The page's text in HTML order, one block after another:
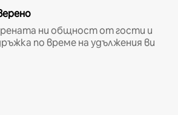
ни общност от гости и
по време на удължения ви